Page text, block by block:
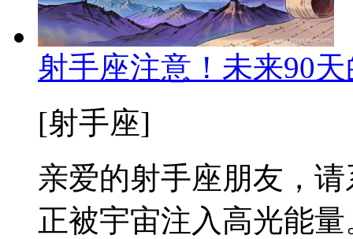
射手座注意！未来90
[射手座]
亲爱的射手座朋友，
正被宇宙注入高光能